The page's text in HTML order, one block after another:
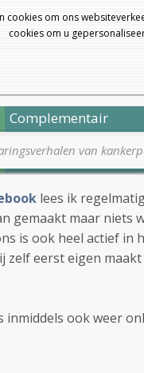
cookies om ons
cookies om u
Complementair
van
lees ik
gemaakt maar niets
is ook heel actief in
zelf eerst eigen
inmiddels ook weer